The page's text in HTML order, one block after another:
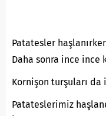
Patatesler
Daha sonra ince ince
Kornişon turşuları da
Patateslerimiz